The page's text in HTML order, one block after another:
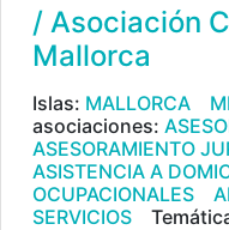
/ Asociación
Mallorca
Islas: MALLORCA
asociaciones:
ASESORAMIENTO
ASISTENCIA A
OCUPACIONALES
SERVICIOS